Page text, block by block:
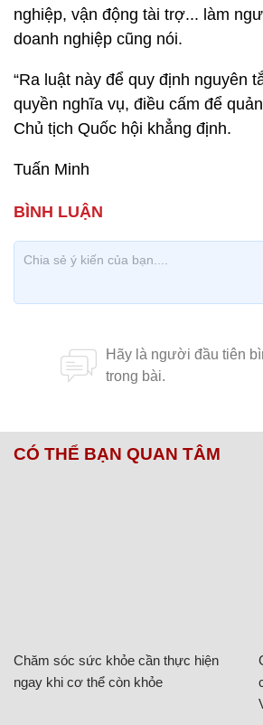
nghiệp, vận động tài trợ... làm
doanh nghiệp cũng nói.
“Ra luật này để quy định nguyên
quyền nghĩa vụ, điều cấm để
Chủ tịch Quốc hội khẳng định.
Tuấn Minh
CÓ THỂ BẠN QUAN TÂM
Chăm sóc sức khỏe cần thực hiện
ngay khi cơ thể còn khỏe